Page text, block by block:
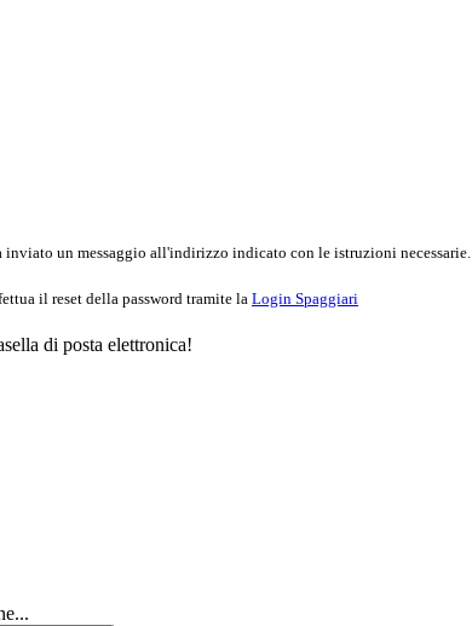
inviato un messaggio all'indirizzo indicato con le istruzioni necessarie.
il reset della password tramite la Login Spaggiari
di posta elettronica!